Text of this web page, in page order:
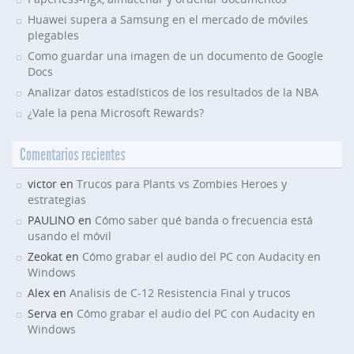
Huawei supera a Samsung en el mercado de móviles
plegables
Como guardar una imagen de un documento de Google
Docs
Analizar datos estadísticos de los resultados de la NBA
¿Vale la pena Microsoft Rewards?
Comentarios recientes
victor en Trucos para Plants vs Zombies Heroes y
estrategias
PAULINO en Cómo saber qué banda o frecuencia está
usando el móvil
Zeokat en Cómo grabar el audio del PC con Audacity en
Windows
Alex en Analisis de C-12 Resistencia Final y trucos
Serva en Cómo grabar el audio del PC con Audacity en
Windows